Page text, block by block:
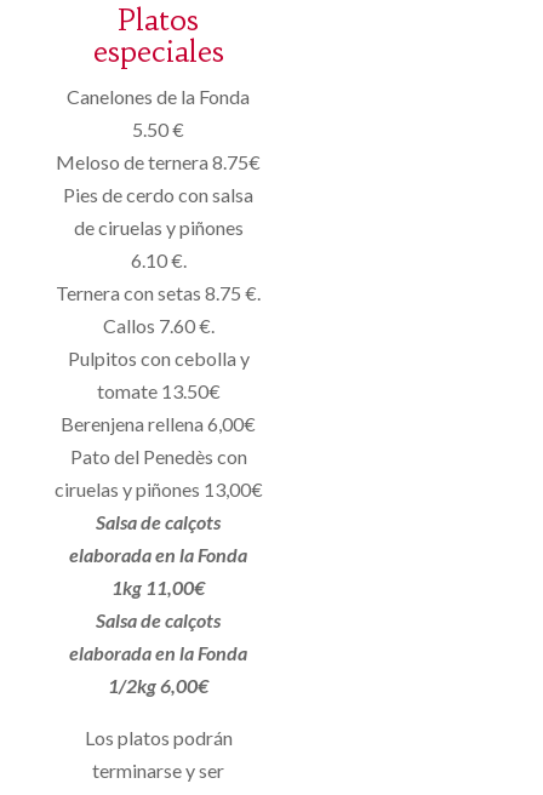
Platos
especiales
Canelones de la Fonda
5.50 €
Meloso de ternera 8.75€
Pies de cerdo con salsa
de ciruelas y piñones
6.10 €.
Ternera con setas 8.75 €.
Callos 7.60 €.
Pulpitos con cebolla y
tomate 13.50€
Berenjena rellena 6,00€
Pato del Penedès con
ciruelas y piñones 13,00€
Salsa de calçots
elaborada en la Fonda
1kg 11,00€
Salsa de calçots
elaborada en la Fonda
1/2kg 6,00€
Los platos podrán
terminarse y ser